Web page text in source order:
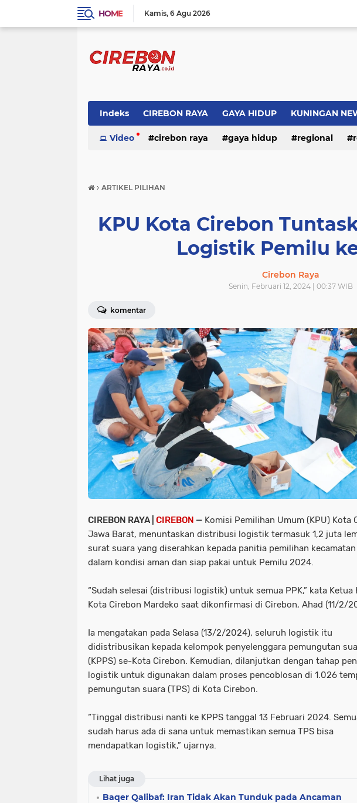
HOME Kamis 6 Agu 2026
Indeks CIREBON RAYA GAYA HIDUP KUNINGAN
Video cirebon raya gaya hidup regional
› ARTIKEL PILIHAN
KPU Kota Cirebon
Logistik Pemilu
Cirebon Raya
Senin, Februari 12, 2024 | 00:37 WIB
komentar
CIREBON RAYA | CIREBON — Komisi Pemilihan Umum (KPU) Kota
Jawa Barat, menuntaskan distribusi logistik termasuk 1,2 juta
surat suara yang diserahkan kepada panitia pemilihan kecamatan
dalam kondisi aman dan siap pakai untuk Pemilu 2024.
“Sudah selesai (distribusi logistik) untuk semua PPK,” kata Ketua
Kota Cirebon Mardeko saat dikonfirmasi di Cirebon, Ahad (11/2/
Ia mengatakan pada Selasa (13/2/2024), seluruh logistik itu
didistribusikan kepada kelompok penyelenggara pemungutan
(KPPS) se-Kota Cirebon. Kemudian, dilanjutkan dengan tahap
logistik untuk digunakan dalam proses pencoblosan di 1.026
pemungutan suara (TPS) di Kota Cirebon.
“Tinggal distribusi nanti ke KPPS tanggal 13 Februari 2024.
sudah harus ada di sana untuk memastikan semua TPS bisa
mendapatkan logistik,” ujarnya.
Lihat juga
Baqer Qalibaf: Iran Tidak Akan Tunduk pada Ancaman